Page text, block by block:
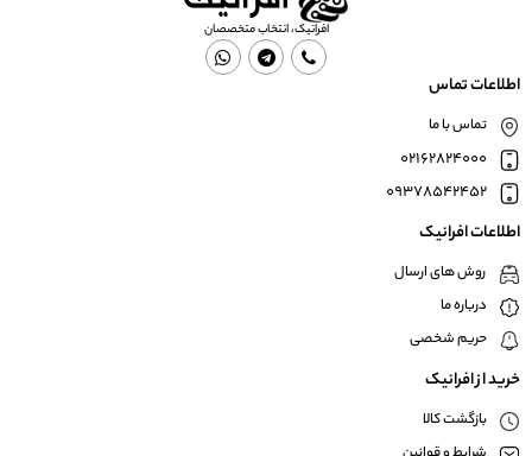
افرانیک، انتخاب متخصصان
اطلاعات تماس
تماس با ما
02162824000
09378542452
اطلاعات افرانیک
روش های ارسال
درباره ما
حریم شخصی
خرید از افرانیک
بازگشت کالا